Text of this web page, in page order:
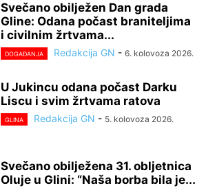
Svečano obilježen Dan grada
Gline: Odana počast braniteljima
i civilnim žrtvama...
DOGAĐANJA Redakcija GN - 6. kolovoza 2026.
U Jukincu odana počast Darku
Liscu i svim žrtvama ratova
GLINA Redakcija GN - 5. kolovoza 2026.
Svečano obilježena 31. obljetnica
Oluje u Glini: “Naša borba bila je...